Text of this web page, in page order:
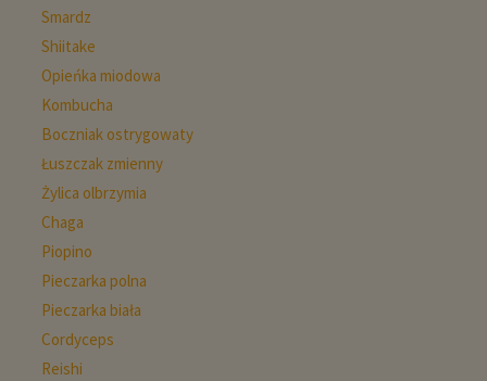
Smardz
Shiitake
Opieńka miodowa
Kombucha
Boczniak ostrygowaty
Łuszczak zmienny
Żylica olbrzymia
Chaga
Piopino
Pieczarka polna
Pieczarka biała
Cordyceps
Reishi